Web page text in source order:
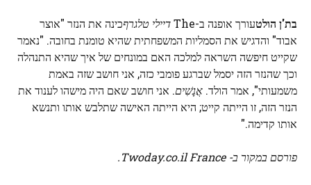
בת'ן הולטעורך אופנה ב-The דיילי טלגרףכינה את הנזר "אוצר
אבוד" והדגיש את הסמליות המשפחתית שהיא טומנת בחובה. "נאמר
שקייט חיפשה השראה למלכה האם במונחים של איך שהיא התנהלה
וכך שהנזר הזה יסמל שברגע פומבי כזה, אני חושב שזה באמת
משמעותי", אמר הולד. אֲנָשִׁים. אני חושב שאם היה מישהו לענוד את
הנזר הזה, זו הייתה קייט; היא הייתה האישה שתלבש אותו ותנשא
אותו קדימה."
פורסם במקור ב- Twoday.co.il France.